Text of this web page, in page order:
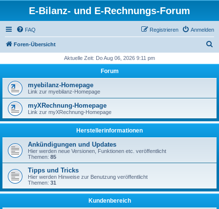
E-Bilanz- und E-Rechnungs-Forum
FAQ Anmelden
Registrieren
Foren-Übersicht
h
Aktuelle Zeit: Do Aug 06, 2026 9:11 pm
Forum
myebilanz-Homepage
Link zur myebilanz-Homepage
myXRechnung-Homepage
Link zur myXRechnung-Homepage
Herstellerinformationen
Ankündigungen und Updates
Hier werden neue Versionen, Funktionen etc. veröffentlicht
Themen: 85
Tipps und Tricks
Hier werden Hinweise zur Benutzung veröffentlicht
Themen: 31
Kundenbereich